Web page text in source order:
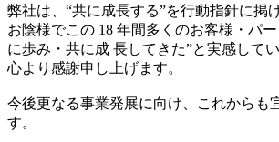
弊社は、“共に成長する”を行動指針に掲
お陰様でこの 18 年間多くのお客様・パ
に歩み・共に成 長してきた”と実感してい
心より感謝申し上げます。
今後更なる事業発展に向け、これからも
す。